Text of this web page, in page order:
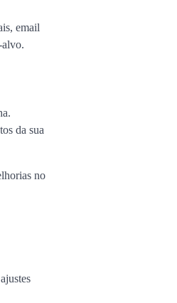
email
da sua
no